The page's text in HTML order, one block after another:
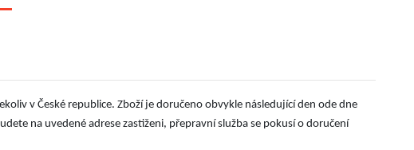
v České republice. Zboží je doručeno obvykle následující den ode dne
na uvedené adrese zastiženi, přepravní služba se pokusí o doručení